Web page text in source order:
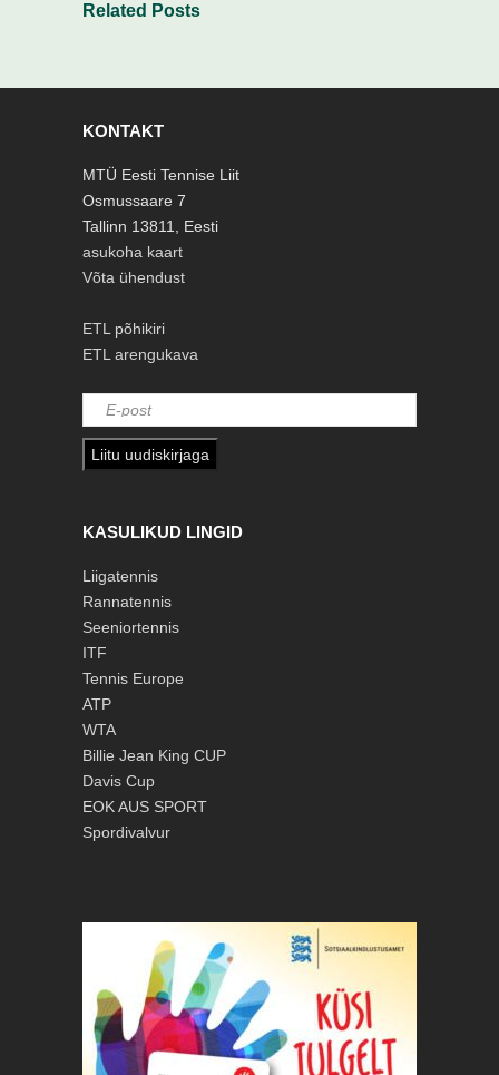
Related Posts
KONTAKT
MTÜ Eesti Tennise Liit
Osmussaare 7
Tallinn 13811, Eesti
asukoha kaart
Võta ühendust
ETL põhikiri
ETL arengukava
Liitu uudiskirjaga
KASULIKUD LINGID
Liigatennis
Rannatennis
Seeniortennis
ITF
Tennis Europe
ATP
WTA
Billie Jean King CUP
Davis Cup
EOKAUS SPORT
Spordivalvur